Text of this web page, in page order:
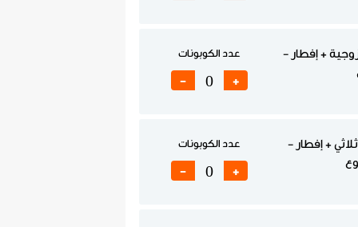
+ إفطار -
عدد الكوبونات
+
-
+ إفطار -
عدد الكوبونات
+
-